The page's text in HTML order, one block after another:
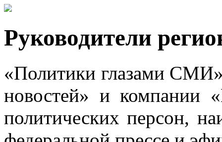
Руководители
«Политики глазами
новостей» и компании
политических персон,